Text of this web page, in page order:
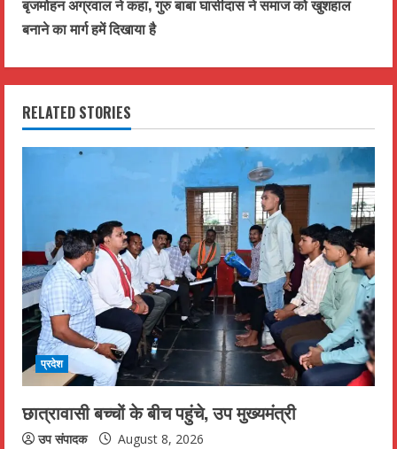
t
n
u
a
d
i
n
g
बृजमोहन अग्रवाल ने कहा, गुरु बाबा घासीदास ने समाज को खुशहाल
बनाने का मार्ग हमें दिखाया है
RELATED STORIES
प्रदेश
छात्रावासी बच्चों के बीच पहुंचे, उप मुख्यमंत्री
उप संपादक August 8, 2026